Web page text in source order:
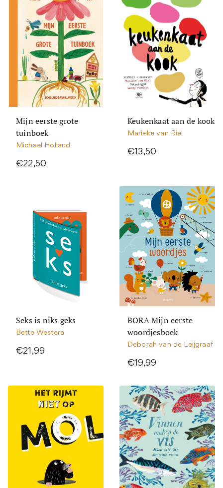
Mijn eerste grote
tuinboek
Michael Holland
€22,50
Keukenkaat aan de kook
Marieke van Riel
€13,50
Seks is niks geks
Bette Westera
€21,99
BORA Mijn eerste
woordjesboek
Deborah van de Leijgraaf
€19,99